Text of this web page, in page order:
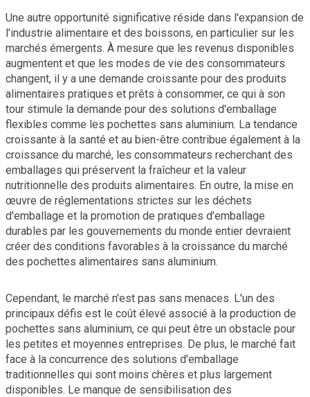
Une autre opportunité significative réside dans l'expansion de
l'industrie alimentaire et des boissons, en particulier sur les
marchés émergents. À mesure que les revenus disponibles
augmentent et que les modes de vie des consommateurs
changent, il y a une demande croissante pour des produits
alimentaires pratiques et prêts à consommer, ce qui à son
tour stimule la demande pour des solutions d'emballage
flexibles comme les pochettes sans aluminium. La tendance
croissante à la santé et au bien-être contribue également à la
croissance du marché, les consommateurs recherchant des
emballages qui préservent la fraîcheur et la valeur
nutritionnelle des produits alimentaires. En outre, la mise en
œuvre de réglementations strictes sur les déchets
d'emballage et la promotion de pratiques d'emballage
durables par les gouvernements du monde entier devraient
créer des conditions favorables à la croissance du marché
des pochettes alimentaires sans aluminium.
Cependant, le marché n'est pas sans menaces. L'un des
principaux défis est le coût élevé associé à la production de
pochettes sans aluminium, ce qui peut être un obstacle pour
les petites et moyennes entreprises. De plus, le marché fait
face à la concurrence des solutions d'emballage
traditionnelles qui sont moins chères et plus largement
disponibles. Le manque de sensibilisation des